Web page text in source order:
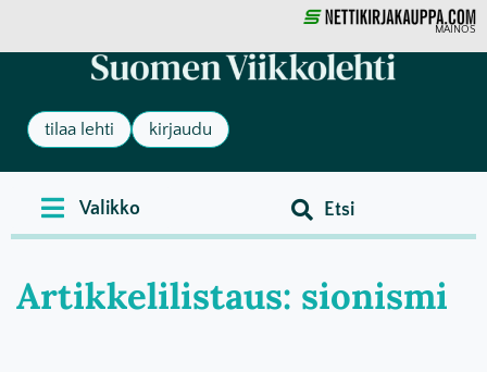
MAINOS
tilaa lehti kirjaudu
Artikkelilistaus: sionismi